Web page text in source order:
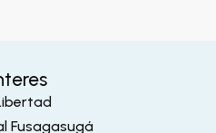
Fusagasugá